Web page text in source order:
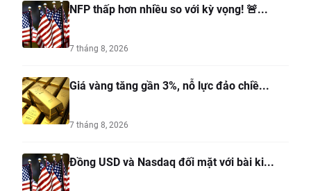
NFP thấp hơn nhiều so với kỳ vọng! 🚨...
7 tháng 8, 2026
Giá vàng tăng gần 3%, nỗ lực đảo chiề...
7 tháng 8, 2026
Đồng USD và Nasdaq đối mặt với bài ki...